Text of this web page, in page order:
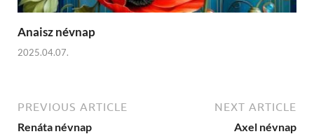
Anaisz névnap
2025.04.07.
PREVIOUS ARTICLE
Renáta névnap
NEXT ARTICLE
Axel névnap